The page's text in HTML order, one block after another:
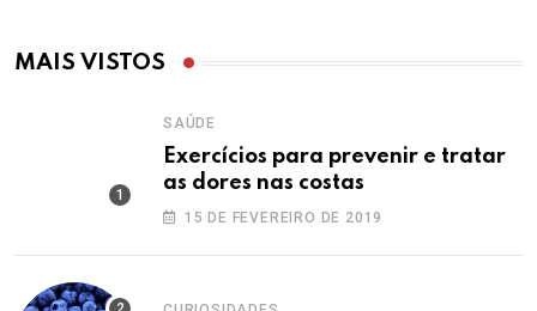
MAIS VISTOS
SAÚDE
Exercícios para prevenir e tratar
as dores nas costas
15 DE FEVEREIRO DE 2019